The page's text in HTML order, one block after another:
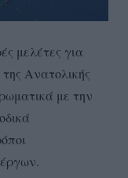
μελέτες για
Ανατολικής
με την